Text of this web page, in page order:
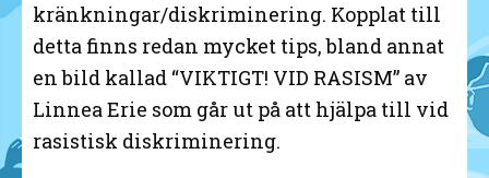
kränkningar/diskriminering. Kopplat till
detta finns redan mycket tips, bland annat
en bild kallad “VIKTIGT! VID RASISM” av
Linnea Erie som går ut på att hjälpa till vid
rasistisk diskriminering.